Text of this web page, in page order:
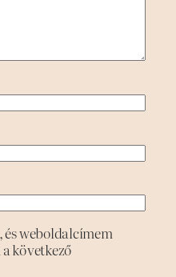
és weboldalcímem
a következő